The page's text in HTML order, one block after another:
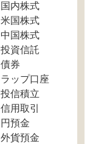
国内株式
米国株式
中国株式
投資信託
債券
ラップ口座
投信積立
信用取引
円預金
外貨預金